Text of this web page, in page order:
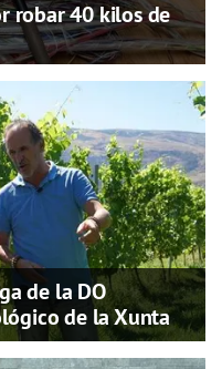
robar 40 kilos de
de la DO
de la Xunta